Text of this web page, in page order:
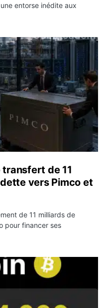
entorse inédite aux
de 11 milliards de
de 11
vers Pimco et
de 11 milliards de
pour financer ses
pendant que les